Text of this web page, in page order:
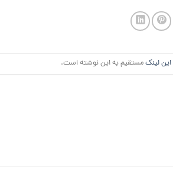
این لینکمستقیم به این نوشته است.